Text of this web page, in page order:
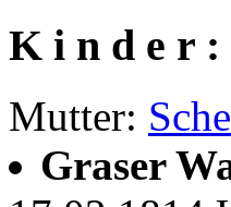
K i n d e r :
Mutter:
Graser